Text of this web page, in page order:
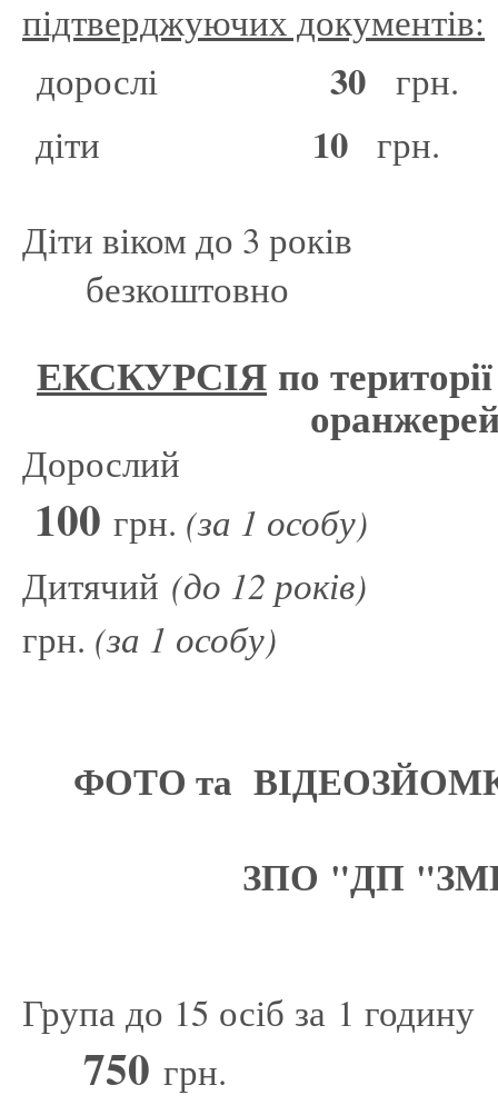
підтверджуючих документів:
дорослі
30
грн.
діти
10 грн.
Діти віком
безкоштовно
ЕКСКУРСІЯ по
Дорослий
100 грн. (за 1 особу)
Дитячий (до 12
грн. (за 1 особу)
ФОТО та
ЗПО "ДП
Група до 15 осіб за 1 годину
750 грн.